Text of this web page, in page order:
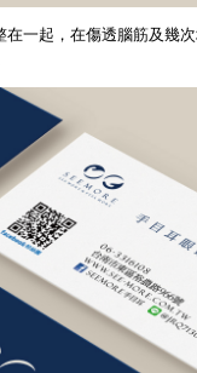
一起，在傷透腦筋及幾